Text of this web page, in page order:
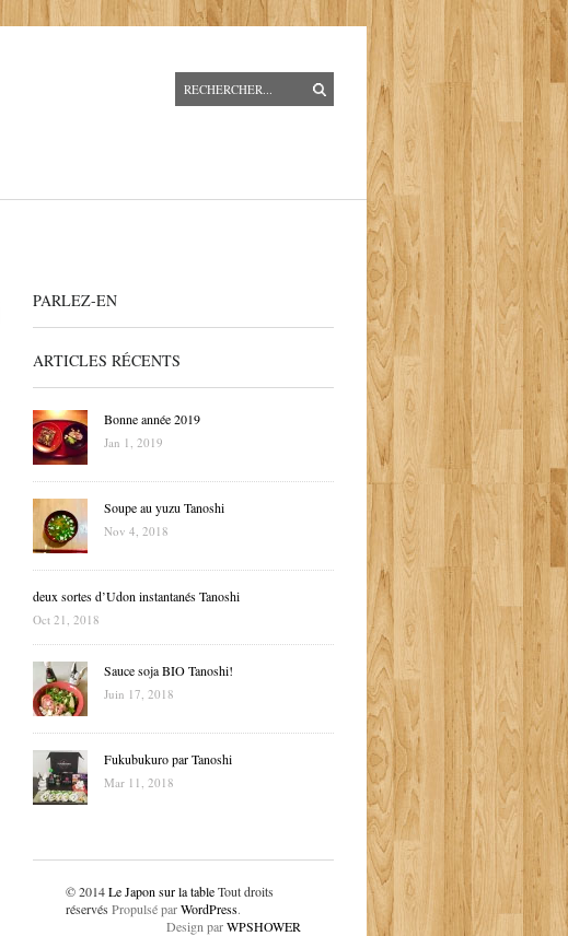
PARLEZ-EN
ARTICLES RÉCENTS
Bonne année 2019
Jan 1, 2019
Soupe au yuzu Tanoshi
Nov 4, 2018
deux sortes d’Udon instantanés Tanoshi
Oct 21, 2018
Sauce soja BIO Tanoshi!
Juin 17, 2018
Fukubukuro par Tanoshi
Mar 11, 2018
© 2014Le Japon sur la tableTout droits
réservés Propulsé parWordPress.
Design parWPSHOWER